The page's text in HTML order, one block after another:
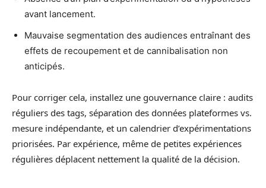
avant lancement.
Mauvaise segmentation des audiences entraînant des
effets de recoupement et de cannibalisation non
anticipés.
Pour corriger cela, installez une gouvernance claire : audits
réguliers des tags, séparation des données plateformes vs.
mesure indépendante, et un calendrier d’expérimentations
priorisées. Par expérience, même de petites expériences
régulières déplacent nettement la qualité de la décision.